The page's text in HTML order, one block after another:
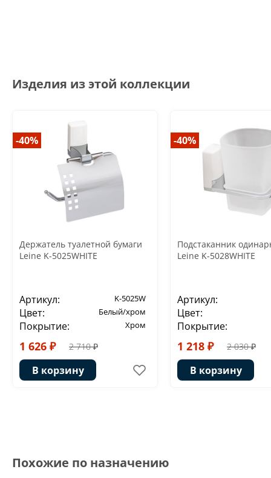
Изделия из этой коллекции
-40%
Держатель туалетной бумаги
Leine K-5025WHITE
Артикул: K-5025W
Цвет: Белый/хром
Покрытие: Хром
1 626 ₽ 2 710 ₽
В корзину
-40%
Подстаканник
Leine K-5028WHITE
Артикул:
Цвет:
Покрытие:
1 218 ₽ 2 030 ₽
В корзину
Похожие по назначению